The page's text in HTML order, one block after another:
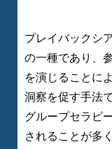
プレイバックシ
の一種であり、
を演じることに
洞察を促す手法
グループセラピ
されることが多